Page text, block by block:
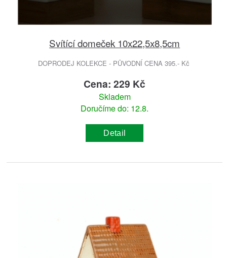
Svítící domeček 10x22,5x8,5cm
DOPRODEJ KOLEKCE - PŮVODNÍ CENA 395.- Kč
Cena: 229 Kč
Skladem
Doručíme do: 12.8.
Detail